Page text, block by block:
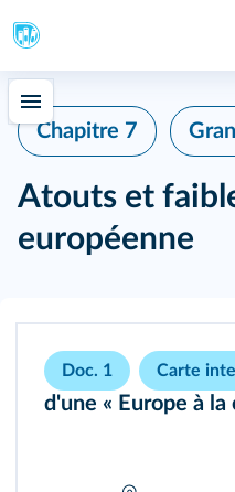
Chapitre 7
Atouts et
européenne
Doc. 1 Carte
d'une « Europe à la